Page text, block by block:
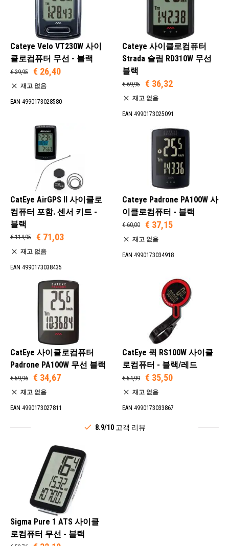
Cateye Velo VT230W 사이
클로컴퓨터 무선 - 블랙
€ 39,95 € 26,40
재고 없음
EAN 4990173028580
Cateye 사이클로컴퓨터
Strada 슬림 RD310W 무선
블랙
€ 69,95 € 36,32
재고 없음
EAN 4990173025091
CatEye AirGPS II 사이클로
컴퓨터 포함. 센서 키트 -
블랙
€ 114,95 € 71,03
재고 없음
EAN 4990173038435
Cateye Padrone PA100W 사
이클로컴퓨터 - 블랙
€ 60,00 € 37,15
재고 없음
EAN 4990173034918
CatEye 사이클로컴퓨터
Padrone PA100W 무선 블랙
€ 59,96 € 34,67
재고 없음
EAN 4990173027811
CatEye 퀵 RS100W 사이클
로컴퓨터 - 블랙/레드
€ 54,99 € 35,50
재고 없음
EAN 4990173033867
8.9/10 고객 리뷰
Sigma Pure 1 ATS 사이클
로컴퓨터 무선 - 블랙